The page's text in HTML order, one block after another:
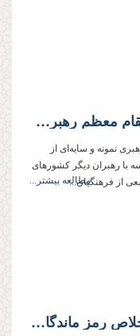
حضرت آیت الله مصباح یزدی: مقام معظم رهبری نمونه و سایه‌ای از شخصیت ائمه(ع) در همه ابعاد است
نمونه و سایه‌ای از
با رهبران دیگر كشورهای
از فرهنگیان...مطالعه بیشتر...
حضرت آیت الله مصباح یزدی: اخلاص رمز ماندگاری خدمات دینی است